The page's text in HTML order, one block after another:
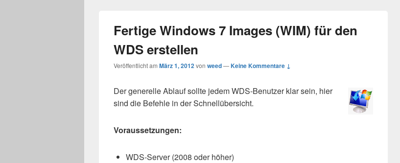
Fertige Windows 7 Images (WIM) für den
WDS erstellen
Veröffentlicht am März 1, 2012von weed—Keine Kommentare ↓
Der generelle Ablauf sollte jedem WDS-Benutzer klar sein, hier
sind die Befehle in der Schnellübersicht.
Voraussetzungen:
WDS-Server (2008 oder höher)